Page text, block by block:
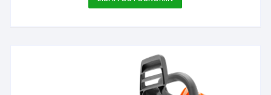
1,129.00€.899.00€.